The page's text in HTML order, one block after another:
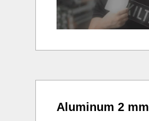
Aluminum 2 mm